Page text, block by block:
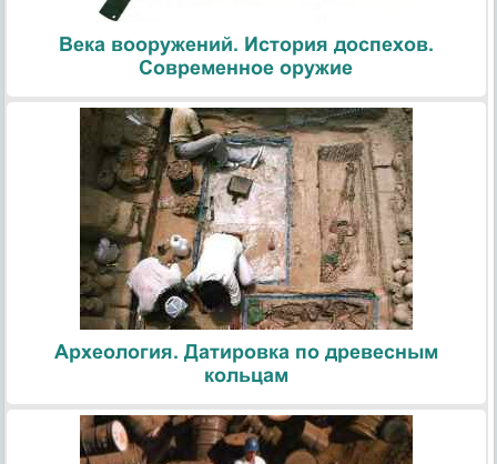
Века вооружений. История доспехов.
Современное оружие
Археология. Датировка по древесным
кольцам